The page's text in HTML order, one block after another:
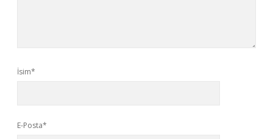
İsim*
E-Posta*